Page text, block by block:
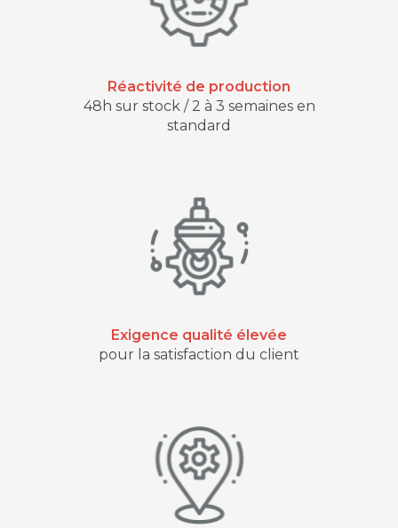
Réactivité de production
48h sur stock / 2 à 3 semaines en
standard
Exigence qualité élevée
pour la satisfaction du client